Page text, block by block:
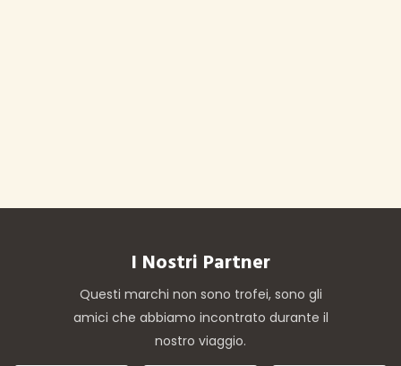
I Nostri Partner
Questi marchi non sono trofei, sono gli
amici che abbiamo incontrato durante il
nostro viaggio.